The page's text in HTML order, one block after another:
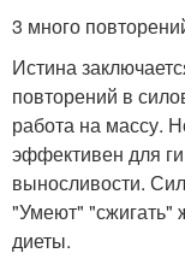
3 много
Истина
повторений в
работа на массу.
эффективен для
выносливости.
"Умеют" "сжигать"
диеты.